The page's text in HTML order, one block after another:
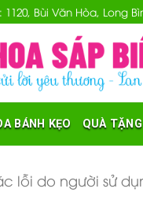
1120, Bùi Văn Hòa, Long
BÁNH KẸO QUÀ TẶNG
lỗi do người sử